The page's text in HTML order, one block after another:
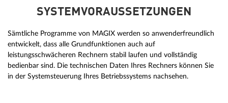
SYSTEMVORAUSSETZUNGEN
Sämtliche Programme von MAGIX werden so anwenderfreundlich
entwickelt, dass alle Grundfunktionen auch auf
leistungsschwächeren Rechnern stabil laufen und vollständig
bedienbar sind. Die technischen Daten Ihres Rechners können Sie
in der Systemsteuerung Ihres Betriebssystems nachsehen.